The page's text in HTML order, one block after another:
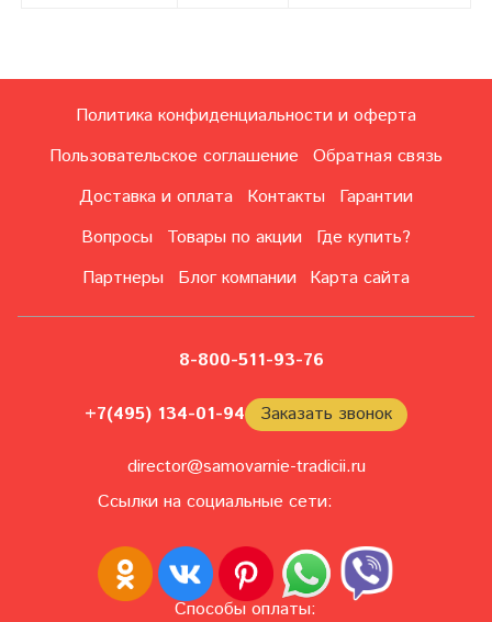
Политика конфиденциальности и оферта
Пользовательское соглашение
Обратная связь
Доставка и оплата
Контакты
Гарантии
Вопросы
Товары по акции
Где купить?
Партнеры
Блог компании Карта сайта
8-800-511-93-76
+7(495) 134-01-94 Заказать звонок
director@samovarnie-tradicii.ru
Ссылки на социальные сети:
Способы оплаты: